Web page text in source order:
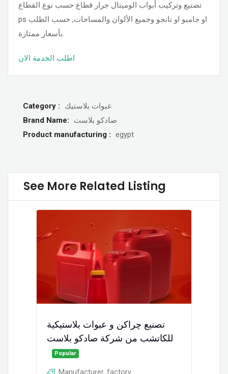
تصنيع وتركيب أبواب الوميتال جرار قطاع حسب نوع القطاع
ps او جامبو او تانجو وجميع الألوان والمساحات, حسب الطلب
بأسعار ممتازة.
اطلب الخدمة الان
Category :
عبوات بلاستيك
Brand Name:
صادكو بلاست
Product manufacturing : egypt
See More Related Listing
تصنيع چراكن و عبوات بلاستيكية
للكاتشب من شركة صادكو بلاست
Popular
Manufacturer, factory